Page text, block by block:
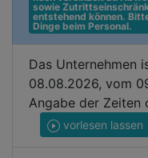
sowie
entstehend können.
Dinge beim Personal.
Das Unternehmen
08.08.2026, vom
Angabe der Zeiten
vorlesen lassen